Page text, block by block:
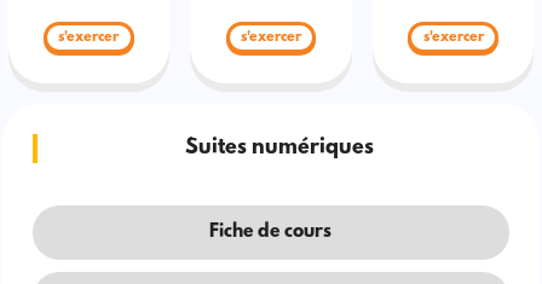
s'exercer s'exercer s'exercer
Suites numériques
Fiche de cours